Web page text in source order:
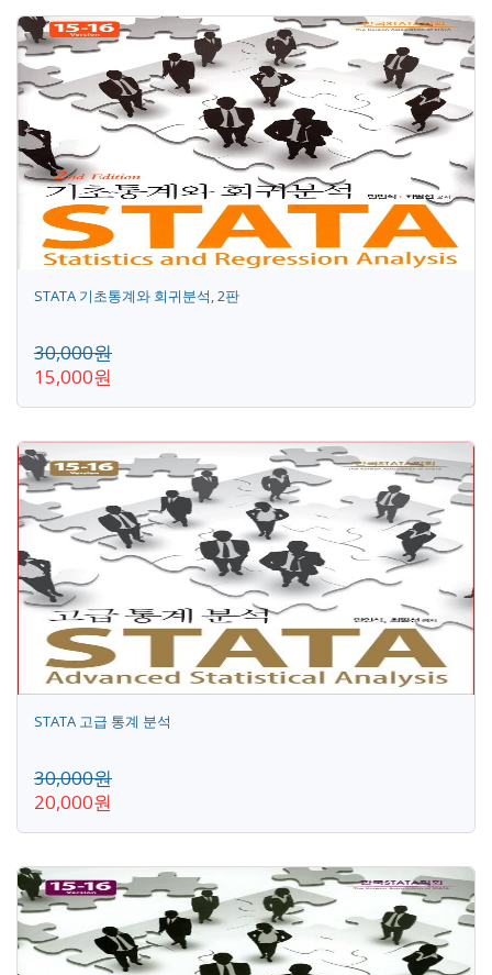
STATA 기초통계와 회귀분석, 2판
30,000원
15,000원
STATA 고급 통계 분석
30,000원
20,000원